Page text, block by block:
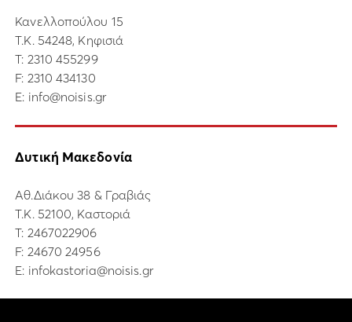
Κανελλοπούλου 15
Τ.Κ. 54248, Κηφισιά
Τ: 2310 455299
F: 2310 434130
E: info@noisis.gr
Δυτική Μακεδονία
Αθ.Διάκου 38 & Γραβιάς
Τ.Κ. 52100, Καστοριά
Τ: 2467022906
F: 24670 24956
E: infokastoria@noisis.gr